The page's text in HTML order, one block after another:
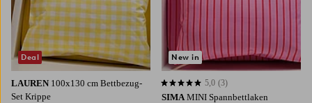
LAUREN 100x130 cm Bettbezug-
Set Krippe
Deal
SIMA MINI Spannbettlaken
5,0 basierend auf 3 Bewertungen
5,0 (3)
New in